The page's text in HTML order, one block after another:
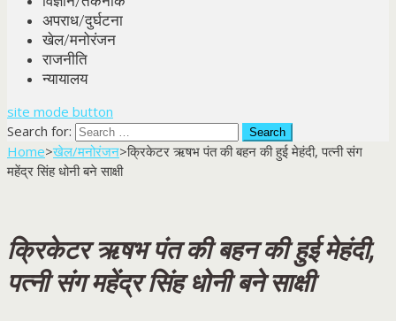
अपराध/दुर्घटना
खेल/मनोरंजन
राजनीति
न्यायालय
site mode button
Search for:
Home>खेल/मनोरंजन>क्रिकेटर ऋषभ पंत की बहन की हुई मेहंदी, पत्नी संग
महेंद्र सिंह धोनी बने साक्षी
क्रिकेटर ऋषभ पंत की बहन की हुई मेहंदी,
पत्नी संग महेंद्र सिंह धोनी बने साक्षी